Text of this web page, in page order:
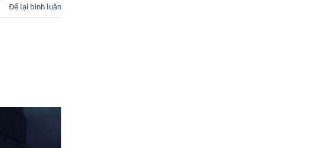
Để lại bình luận